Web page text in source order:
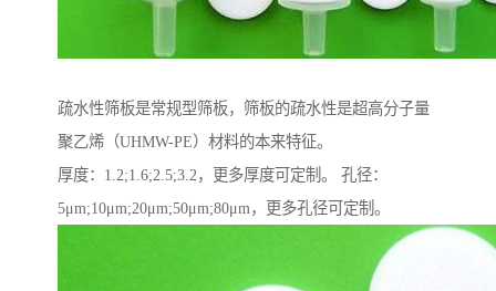
疏水性筛板是常规型筛板，筛板的疏水性是超高分子量
聚乙烯（UHMW-PE）材料的本来特征。
厚度：1.2;1.6;2.5;3.2，更多厚度可定制。 孔径：
5μm;10μm;20μm;50μm;80μm，更多孔径可定制。